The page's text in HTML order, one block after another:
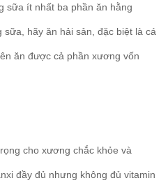
sữa ít nhất ba phần ăn hằng
sữa, hãy ăn hải sản, đặc biệt là cá
ăn được cả phần xương vốn
cho xương chắc khỏe và
đầy đủ nhưng không đủ vitamin